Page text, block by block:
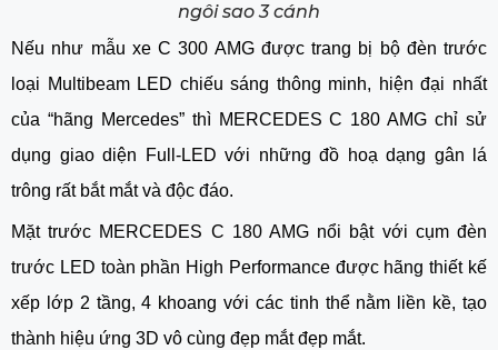
ngôi sao 3 cánh
Nếu như mẫu xe C 300 AMG được trang bị bộ đèn trước
loại Multibeam LED chiếu sáng thông minh, hiện đại nhất
của “hãng Mercedes” thì MERCEDES C 180 AMG chỉ sử
dụng giao diện Full-LED với những đồ hoạ dạng gân lá
trông rất bắt mắt và độc đáo.
Mặt trước MERCEDES C 180 AMG nổi bật với cụm đèn
trước LED toàn phần High Performance được hãng thiết kế
xếp lớp 2 tầng, 4 khoang với các tinh thể nằm liền kề, tạo
thành hiệu ứng 3D vô cùng đẹp mắt đẹp mắt.